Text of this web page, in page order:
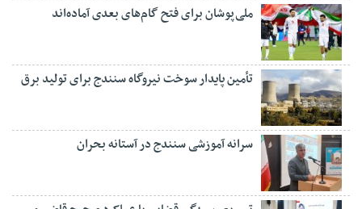
ملی‌پوشان برای فتح گام‌های بعدی آماده‌اند
تأمین پایدار سوخت نیروگاه سنندج برای تولید برق
سرانه آموزشی سنندج در آستانه بحران